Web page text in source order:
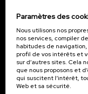
Inscrivez-vous pour être le
actualités de l'UIK.
S'abonner
Paramètres des
Nous utilisons nos
nos services, compiler
habitudes de
profil de vos intérêts et
sur d’autres sites. Cela
que nous proposons et
qui suscitent l’intérêt,
Web et sa sécurité.